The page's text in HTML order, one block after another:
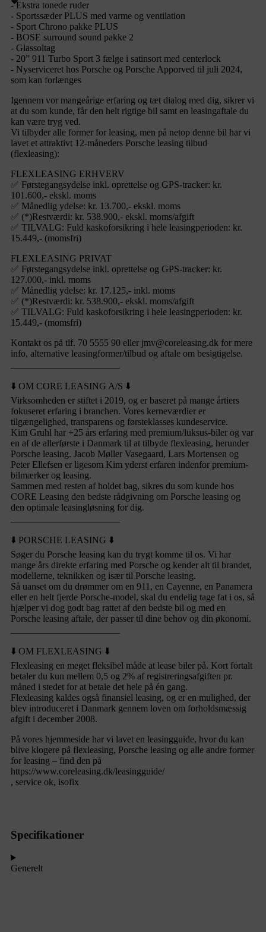
- Ekstra tonede ruder
- Sportssæder PLUS med varme og ventilation
- Sport Chrono pakke PLUS
- BOSE surround sound pakke 2
- Glassoltag
- 20” 911 Turbo Sport 3 fælge i satinsort med centerlock
- Nyserviceret hos Porsche og Porsche Apporved til juli 2024,
som kan forlænges
Igennem vor mangeårige erfaring og tæt dialog med dig, sikrer vi
at du som kunde, får den helt rigtige bil samt en leasingaftale du
kan være tryg ved.
Vi tilbyder alle former for leasing, men på netop denne bil har vi
lavet et attraktivt 12-måneders Porsche leasing tilbud
(flexleasing):
FLEXLEASING ERHVERV
✅ Førstegangsydelse inkl. oprettelse og GPS-tracker: kr.
101.600,- ekskl. moms
✅ Månedlig ydelse: kr. 13.700,- ekskl. moms
✅ (*)Restværdi: kr. 538.900,- ekskl. moms/afgift
✅ TILVALG: Fuld kaskoforsikring i hele leasingperioden: kr.
15.449,- (momsfri)
FLEXLEASING PRIVAT
✅ Førstegangsydelse inkl. oprettelse og GPS-tracker: kr.
127.000,- inkl. moms
✅ Månedlig ydelse: kr. 17.125,- inkl. moms
✅ (*)Restværdi: kr. 538.900,- ekskl. moms/afgift
✅ TILVALG: Fuld kaskoforsikring i hele leasingperioden: kr.
15.449,- (momsfri)
Kontakt os på tlf. 70 5555 90 eller jmv@coreleasing.dk for mere
info, alternative leasingformer/tilbud og aftale om besigtigelse.
⬇️ OM CORE LEASING A/S ⬇️
Virksomheden er stiftet i 2019, og er baseret på mange årtiers
fokuseret erfaring i branchen. Vores kerneværdier er
tilgængelighed, transparens og førsteklasses kundeservice.
Kim Gruhl har +25 års erfaring med premium/luksus-biler og var
en af de allerførste i Danmark til at tilbyde flexleasing, herunder
Porsche leasing. Jacob Møller Vasegaard, Lars Mortensen og
Peter Ellefsen er ligesom Kim yderst erfaren indenfor premium-
bilmærker og leasing.
Sammen med resten af holdet bag, sikres du som kunde hos
CORE Leasing den bedste rådgivning om Porsche leasing og
den optimale leasingløsning for dig.
⬇️ PORSCHE LEASING ⬇️
Søger du Porsche leasing kan du trygt komme til os. Vi har
mange års direkte erfaring med Porsche og kender alt til brandet,
modellerne, teknikken og især til Porsche leasing.
Så uanset om du drømmer om en 911, en Cayenne, en Panamera
eller en helt fjerde Porsche-model, skal du endelig tage fat i os, så
hjælper vi dog godt bag rattet af den bedste bil og med en
Porsche leasing aftale, der passer til dine behov og din økonomi.
⬇️ OM FLEXLEASING ⬇️
Flexleasing en meget fleksibel måde at lease biler på. Kort fortalt
betaler du kun mellem 0,5 og 2% af registreringsafgiften pr.
måned i stedet for at betale det hele på én gang.
Flexleasing kaldes også finansiel leasing, og er en mulighed, der
blev introduceret i Danmark gennem loven om forholdsmæssig
afgift i december 2008.
På vores hjemmeside har vi lavet en leasingguide, hvor du kan
blive klogere på flexleasing, Porsche leasing og alle andre former
for leasing – find den på
https://www.coreleasing.dk/leasingguide/
, service ok, isofix
Specifikationer
Generelt